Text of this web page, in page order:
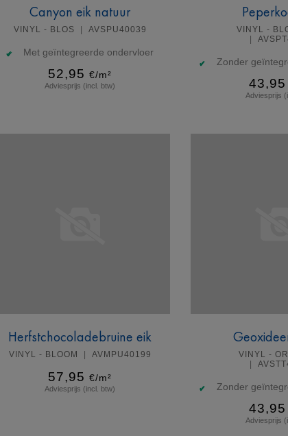
Canyon eik natuur
VINYL - BLOS AVSPU40039
Met geïntegreerde ondervloer
52,95 €/m²
Adviesprijs (incl. btw)
VINYL -
Zonder
43,95
Adviesprijs
Herfstchocoladebruine eik
VINYL - BLOOM AVMPU40199
57,95 €/m²
Adviesprijs (incl. btw)
VINYL -
Zonder
43,95
Adviesprijs